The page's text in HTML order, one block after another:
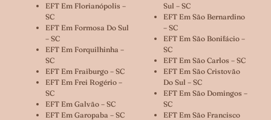
EFT Em Florianópolis –
SC
EFT Em Formosa Do Sul
– SC
EFT Em Forquilhinha –
SC
EFT Em Fraiburgo – SC
EFT Em Frei Rogério –
SC
EFT Em Galvão – SC
EFT Em Garopaba – SC
Sul – SC
EFT Em São Bernardino
– SC
EFT Em São Bonifácio –
SC
EFT Em São Carlos – SC
EFT Em São Cristovão
Do Sul – SC
EFT Em São Domingos –
SC
EFT Em São Francisco